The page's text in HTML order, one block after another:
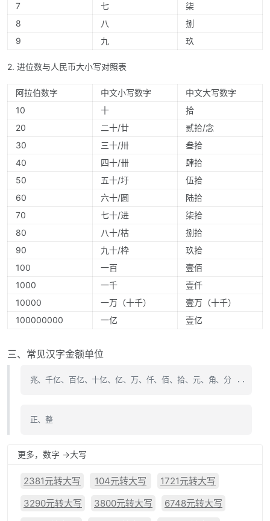
7
七
柒
8
八
捌
9
九 玖
2. 进位数与人民币大小写对照表
阿拉伯数字 中文小写数字
中文大写数字
10
十
拾
20
二十/廿
贰拾/念
30
三十/卅
叁拾
40
四十/卌
肆拾
50
五十/圩
伍拾
60
六十/圆
陆拾
70
七十/进
柒拾
80
八十/枯
捌拾
90
九十/枠
玖拾
100
一百
壹佰
1000
一千
壹仟
10000
一万（十千）
壹万（十千）
100000000
一亿 壹亿
三、常见汉字金额单位
兆、千亿、百亿、十亿、亿、万、仟、佰、拾、元、角、分 ..
正、整
更多，数字 ->大写
2381元转大写 104元转大写
1721元转大写
3290元转大写
3800元转大写
6748元转大写